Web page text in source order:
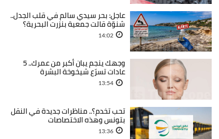
عاجل: بحر سيدي سالم في قلب الجدل..
شنوّة قالت جمعية بنزرت البحرية؟
14:02
وجهك ينجم يبان أكبر من عمرك.. 5
عادات تسرّع شيخوخة البشرة
13:54
تحب تخدم؟.. مناظرات جديدة في النقل
بتونس وهذه الاختصاصات
13:36